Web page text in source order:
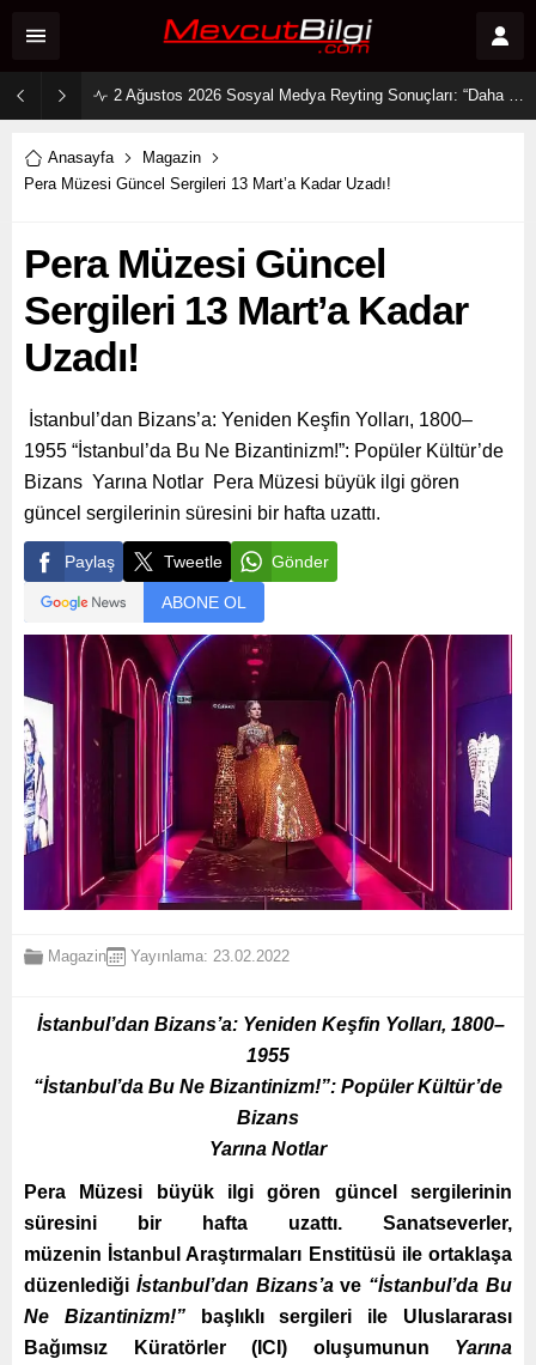
2 Ağustos 2026 Sosyal Medya Reyting Sonuçları: “Daha 17” Ekranlara Ambargo Koydu!
Anasayfa
Magazin
Pera Müzesi Güncel Sergileri 13 Mart’a Kadar Uzadı!
Pera Müzesi Güncel
Sergileri 13 Mart’a Kadar
Uzadı!
İstanbul’dan Bizans’a: Yeniden Keşfin Yolları, 1800–
1955 “İstanbul’da Bu Ne Bizantinizm!”: Popüler Kültür’de
Bizans Yarına Notlar Pera Müzesi büyük ilgi gören
güncel sergilerinin süresini bir hafta uzattı.
Paylaş Tweetle Gönder
ABONE OL
Magazin Yayınlama: 23.02.2022
İstanbul’dan Bizans’a: Yeniden Keşfin Yolları, 1800–
1955
“İstanbul’da Bu Ne Bizantinizm!”: Popüler Kültür’de
Bizans
Yarına Notlar
Pera Müzesi büyük ilgi gören güncel sergilerinin
süresini bir hafta uzattı. Sanatseverler,
müzenin İstanbul Araştırmaları Enstitüsü ile ortaklaşa
düzenlediği İstanbul’dan Bizans’ave “İstanbul’da Bu
Ne Bizantinizm!”
başlıklı sergileri ile Uluslararası
Bağımsız Küratörler (ICI) oluşumunun Yarına